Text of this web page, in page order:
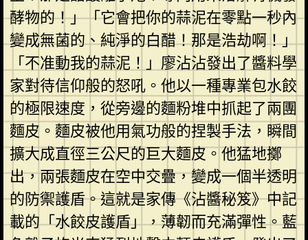
酵物的！」「它會把你的蒜泥在零點一秒內
變成無菌的、純淨的白醋！那是浩劫啊！」
「不准動我的蒜泥！」廖沾沾發出了醬料學
家對待信仰般的怒吼。他以一種專業包水餃
的極限速度，從旁邊的麵粉堆中抓起了兩團
麵皮。麵皮被他用氣功般的捏製手法，瞬間
擴大成直徑三公尺的巨大麵皮。他猛地擲
出，兩張麵皮在空中交疊，變成一個半透明
的防禦護盾。這就是家傳《沾醬秘笈》中記
載的「水餃皮護盾」，薄韌而充滿彈性。藍